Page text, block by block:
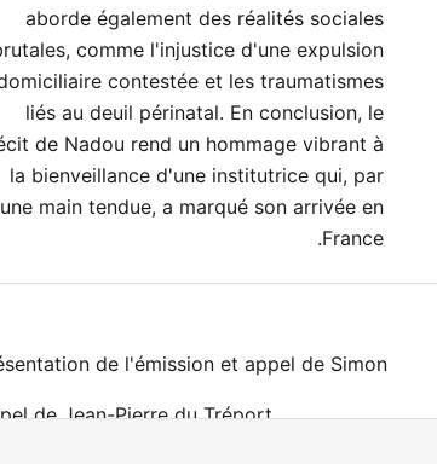
aborde également des réalités sociales
comme l'injustice d'une expulsion
contestée et les traumatismes
liés au deuil périnatal. En conclusion, le
de Nadou rend un hommage vibrant à
la bienveillance d'une institutrice qui, par
une main tendue, a marqué son arrivée en
France.
de l'émission et appel de Simon
de Jean-Pierre du Tréport